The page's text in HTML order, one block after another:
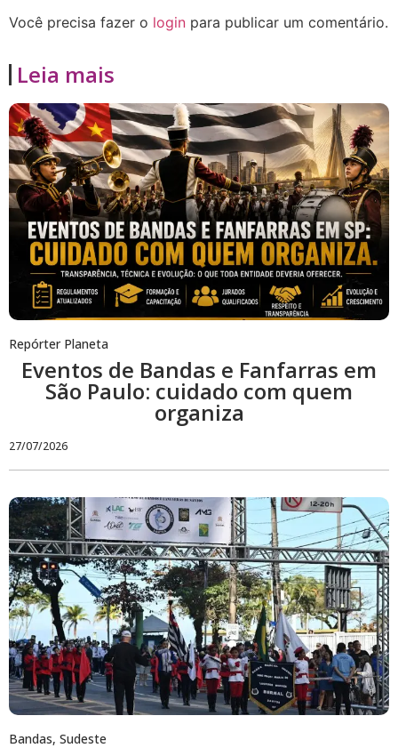
Você precisa fazer o login para publicar um comentário.
Leia mais
Repórter Planeta
Eventos de Bandas e Fanfarras em
São Paulo: cuidado com quem
organiza
27/07/2026
Bandas, Sudeste